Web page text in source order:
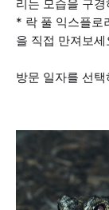
리는 모습을 구경
* 락 풀 익스플로
을 직접 만져보세
방문 일자를 선택